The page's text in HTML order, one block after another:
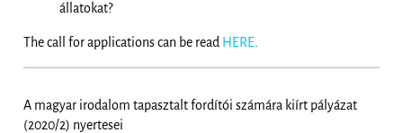
állatokat?
The call for applications can be read HERE
A magyar irodalom tapasztalt fordítói számára kiírt pályázat
(2020/2) nyertesei